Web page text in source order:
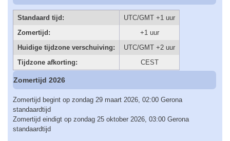
Standaard tijd:
UTC/GMT +1 uur
Zomertijd:
+1 uur
Huidige tijdzone verschuiving:
UTC/GMT +2 uur
Tijdzone afkorting:
CEST
Zomertijd 2026
Zomertijd begint op zondag 29 maart 2026, 02:00 Gerona
standaardtijd
Zomertijd eindigt op zondag 25 oktober 2026, 03:00 Gerona
standaardtijd